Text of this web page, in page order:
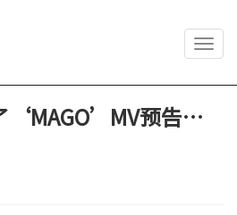
‘MAGO’MV预告…